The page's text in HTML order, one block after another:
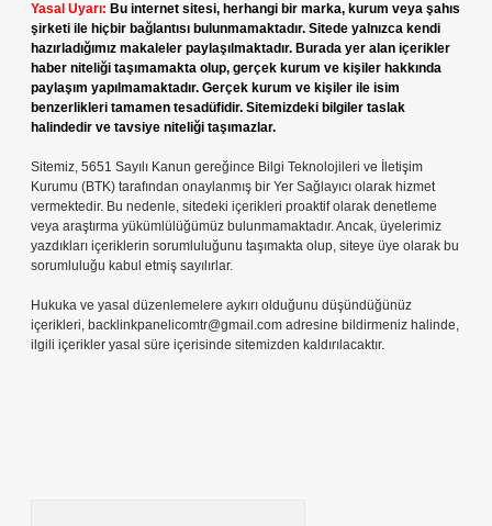
Yasal Uyarı: Bu internet sitesi, herhangi bir marka, kurum veya şahıs
şirketi ile hiçbir bağlantısı bulunmamaktadır. Sitede yalnızca kendi
hazırladığımız makaleler paylaşılmaktadır. Burada yer alan içerikler
haber niteliği taşımamakta olup, gerçek kurum ve kişiler hakkında
paylaşım yapılmamaktadır. Gerçek kurum ve kişiler ile isim
benzerlikleri tamamen tesadüfidir. Sitemizdeki bilgiler taslak
halindedir ve tavsiye niteliği taşımazlar.
Sitemiz, 5651 Sayılı Kanun gereğince Bilgi Teknolojileri ve İletişim
Kurumu (BTK) tarafından onaylanmış bir Yer Sağlayıcı olarak hizmet
vermektedir. Bu nedenle, sitedeki içerikleri proaktif olarak denetleme
veya araştırma yükümlülüğümüz bulunmamaktadır. Ancak, üyelerimiz
yazdıkları içeriklerin sorumluluğunu taşımakta olup, siteye üye olarak bu
sorumluluğu kabul etmiş sayılırlar.
Hukuka ve yasal düzenlemelere aykırı olduğunu düşündüğünüz
içerikleri, backlinkpanelicomtr@gmail.com adresine bildirmeniz halinde,
ilgili içerikler yasal süre içerisinde sitemizden kaldırılacaktır.